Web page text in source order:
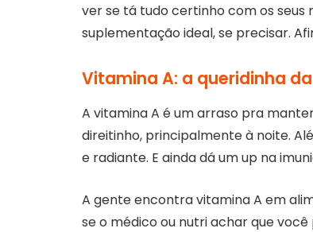
ver se tá tudo certinho com os seus
suplementação ideal, se precisar.
Vitamina A: a queridinha
A vitamina A é um arraso pra
direitinho, principalmente à noite.
e radiante. E ainda dá um up na
A gente encontra vitamina A em
se o médico ou nutri achar que